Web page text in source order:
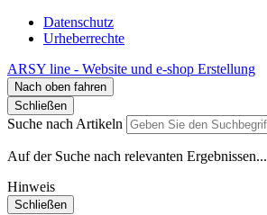
Datenschutz
Urheberrechte
ARSY line - Website und e-shop Erstellung
Nach oben fahren
Schließen
Suche nach Artikeln
Auf der Suche nach relevanten Ergebnissen...
Hinweis
Schließen